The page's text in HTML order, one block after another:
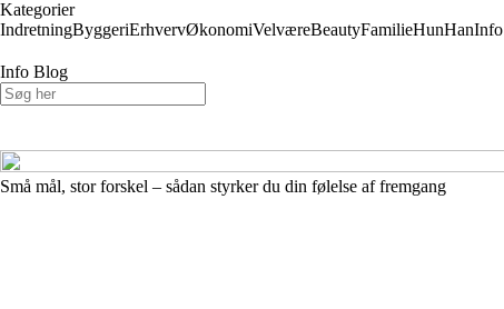
Kategorier
IndretningByggeriErhvervØkonomiVelværeBeautyFamilieHunHanInfo
Info Blog
Små mål, stor forskel – sådan styrker du din følelse af fremgang